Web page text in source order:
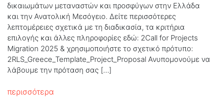
δικαιωμάτων μεταναστών και προσφύγων στην Ελλάδα
και την Ανατολική Μεσόγειο. Δείτε περισσότερες
λεπτομέρειες σχετικά με τη διαδικασία, τα κριτήρια
επιλογής και άλλες πληροφορίες εδώ: 2Call for Projects
Migration 2025 & χρησιμοποιήστε το σχετικό πρότυπο:
2RLS_Greece_Template_Project_Proposal Ανυπομονούμε να
λάβουμε την πρόταση σας […]
περισσότερα